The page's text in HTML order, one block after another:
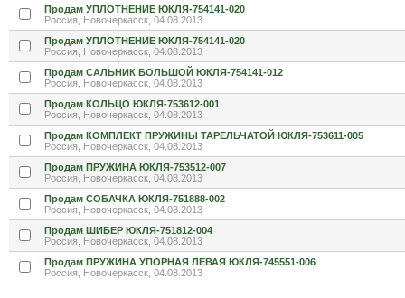
Продам УПЛОТНЕНИЕ ЮКЛЯ-754141-020
Россия, Новочеркасск, 04.08.2013
Продам УПЛОТНЕНИЕ ЮКЛЯ-754141-020
Россия, Новочеркасск, 04.08.2013
Продам САЛЬНИК БОЛЬШОЙ ЮКЛЯ-754141-012
Россия, Новочеркасск, 04.08.2013
Продам КОЛЬЦО ЮКЛЯ-753612-001
Россия, Новочеркасск, 04.08.2013
Продам КОМПЛЕКТ ПРУЖИНЫ ТАРЕЛЬЧАТОЙ ЮКЛЯ-753611-005
Россия, Новочеркасск, 04.08.2013
Продам ПРУЖИНА ЮКЛЯ-753512-007
Россия, Новочеркасск, 04.08.2013
Продам СОБАЧКА ЮКЛЯ-751888-002
Россия, Новочеркасск, 04.08.2013
Продам ШИБЕР ЮКЛЯ-751812-004
Россия, Новочеркасск, 04.08.2013
Продам ПРУЖИНА УПОРНАЯ ЛЕВАЯ ЮКЛЯ-745551-006
Россия, Новочеркасск, 04.08.2013